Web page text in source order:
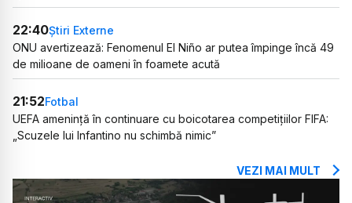
22:40Știri Externe
ONU avertizează: Fenomenul El Niño ar putea împinge încă 49
de milioane de oameni în foamete acută
21:52Fotbal
UEFA amenință în continuare cu boicotarea competițiilor FIFA:
„Scuzele lui Infantino nu schimbă nimic”
VEZI MAI MULT